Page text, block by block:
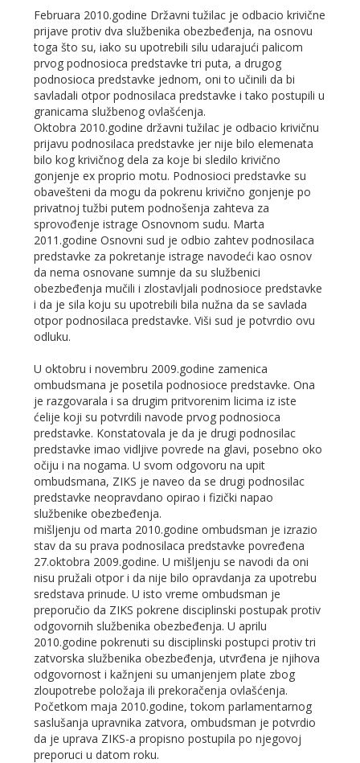
Februara 2010.godine Državni tužilac je odbacio krivične
prijave protiv dva službenika obezbeđenja, na osnovu
toga što su, iako su upotrebili silu udarajući palicom
prvog podnosioca predstavke tri puta, a drugog
podnosioca predstavke jednom, oni to učinili da bi
savladali otpor podnosilaca predstavke i tako postupili u
granicama službenog ovlašćenja.
Oktobra 2010.godine državni tužilac je odbacio krivičnu
prijavu podnosilaca predstavke jer nije bilo elemenata
bilo kog krivičnog dela za koje bi sledilo krivično
gonjenje ex proprio motu. Podnosioci predstavke su
obavešteni da mogu da pokrenu krivično gonjenje po
privatnoj tužbi putem podnošenja zahteva za
sprovođenje istrage Osnovnom sudu. Marta
2011.godine Osnovni sud je odbio zahtev podnosilaca
predstavke za pokretanje istrage navodeći kao osnov
da nema osnovane sumnje da su službenici
obezbeđenja mučili i zlostavljali podnosioce predstavke
i da je sila koju su upotrebili bila nužna da se savlada
otpor podnosilaca predstavke. Viši sud je potvrdio ovu
odluku.
U oktobru i novembru 2009.godine zamenica
ombudsmana je posetila podnosioce predstavke. Ona
je razgovarala i sa drugim pritvorenim licima iz iste
ćelije koji su potvrdili navode prvog podnosioca
predstavke. Konstatovala je da je drugi podnosilac
predstavke imao vidljive povrede na glavi, posebno oko
očiju i na nogama. U svom odgovoru na upit
ombudsmana, ZIKS je naveo da se drugi podnosilac
predstavke neopravdano opirao i fizički napao
službenike obezbeđenja.
mišljenju od marta 2010.godine ombudsman je izrazio
stav da su prava podnosilaca predstavke povređena
27.oktobra 2009.godine. U mišljenju se navodi da oni
nisu pružali otpor i da nije bilo opravdanja za upotrebu
sredstava prinude. U isto vreme ombudsman je
preporučio da ZIKS pokrene disciplinski postupak protiv
odgovornih službenika obezbeđenja. U aprilu
2010.godine pokrenuti su disciplinski postupci protiv tri
zatvorska službenika obezbeđenja, utvrđena je njihova
odgovornost i kažnjeni su umanjenjem plate zbog
zloupotrebe položaja ili prekoračenja ovlašćenja.
Početkom maja 2010.godine, tokom parlamentarnog
saslušanja upravnika zatvora, ombudsman je potvrdio
da je uprava ZIKS-a propisno postupila po njegovoj
preporuci u datom roku.